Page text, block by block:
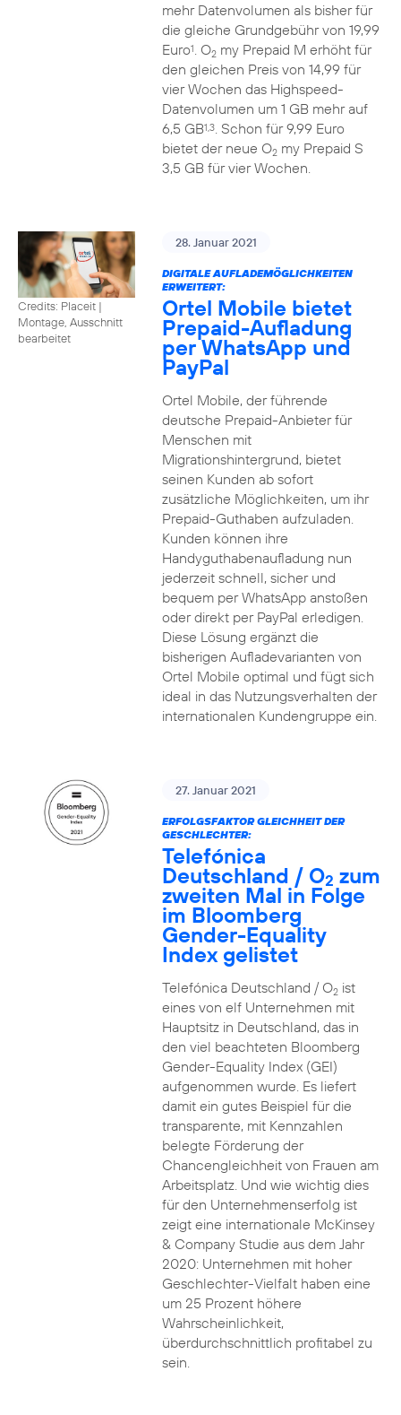
mehr Datenvolumen als bisher für
die gleiche Grundgebühr von 19,99
Euro1. O2my Prepaid M erhöht für
den gleichen Preis von 14,99 für
vier Wochen das Highspeed-
Datenvolumen um 1 GB mehr auf
6,5 GB1,3. Schon für 9,99 Euro
bietet der neue O2my Prepaid S
3,5 GB für vier Wochen.
Credits: Placeit |
Montage, Ausschnitt
bearbeitet
28. Januar 2021
DIGITALE AUFLADEMÖGLICHKEITEN
ERWEITERT:
Ortel Mobile bietet
Prepaid-Aufladung
per WhatsApp und
PayPal
Ortel Mobile, der führende
deutsche Prepaid-Anbieter für
Menschen mit
Migrationshintergrund, bietet
seinen Kunden ab sofort
zusätzliche Möglichkeiten, um ihr
Prepaid-Guthaben aufzuladen.
Kunden können ihre
Handyguthabenaufladung nun
jederzeit schnell, sicher und
bequem per WhatsApp anstoßen
oder direkt per PayPal erledigen.
Diese Lösung ergänzt die
bisherigen Aufladevarianten von
Ortel Mobile optimal und fügt sich
ideal in das Nutzungsverhalten der
internationalen Kundengruppe ein.
27. Januar 2021
ERFOLGSFAKTOR GLEICHHEIT DER
GESCHLECHTER:
Telefónica
Deutschland / O2 zum
zweiten Mal in Folge
im Bloomberg
Gender-Equality
Index gelistet
Telefónica Deutschland / O2ist
eines von elf Unternehmen mit
Hauptsitz in Deutschland, das in
den viel beachteten Bloomberg
Gender-Equality Index (GEI)
aufgenommen wurde. Es liefert
damit ein gutes Beispiel für die
transparente, mit Kennzahlen
belegte Förderung der
Chancengleichheit von Frauen am
Arbeitsplatz. Und wie wichtig dies
für den Unternehmenserfolg ist
zeigt eine internationale McKinsey
& Company Studie aus dem Jahr
2020: Unternehmen mit hoher
Geschlechter-Vielfalt haben eine
um 25 Prozent höhere
Wahrscheinlichkeit,
überdurchschnittlich profitabel zu
sein.